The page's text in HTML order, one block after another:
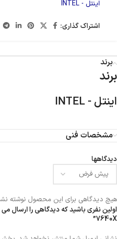
اینتل - INTEL
اشتراک گذاری:
برند
برند
اینتل - INTEL
مشخصات فنی
دیدگاهها
هیچ دیدگاهی برای این محصول نوشته
7640X”